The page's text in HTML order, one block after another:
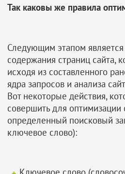
Так каковы же правила
Следующим этапом является
содержания страниц сайта,
исходя из составленного
ядра запросов и анализа
Вот некоторые действия,
совершить для оптимизации
определенный поисковый
ключевое слово):